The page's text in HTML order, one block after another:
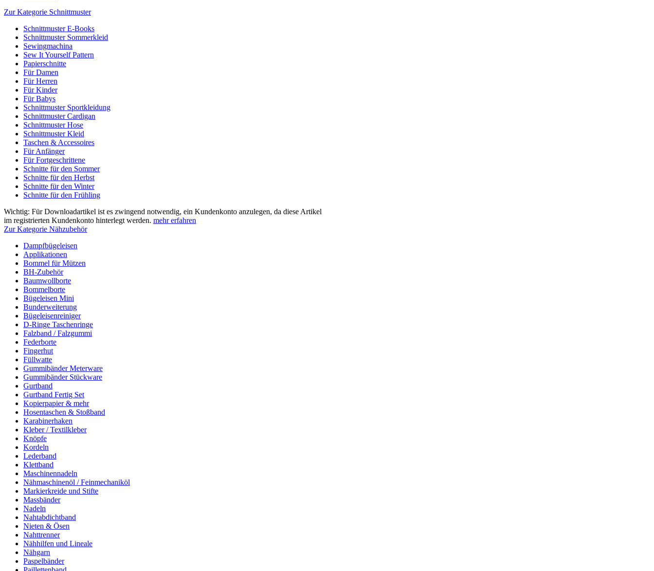
Zur Kategorie Schnittmuster
Schnittmuster E-Books
Schnittmuster Sommerkleid
Sewingmachina
Sew It Yourself Pattern
Papierschnitte
Für Damen
Für Herren
Für Kinder
Für Babys
Schnittmuster Sportkleidung
Schnittmuster Cardigan
Schnittmuster Hose
Schnittmuster Kleid
Taschen & Accessoires
Für Anfänger
Für Fortgeschrittene
Schnitte für den Sommer
Schnitte für den Herbst
Schnitte für den Winter
Schnitte für den Frühling
Wichtig: Für Downloadartikel ist es zwingend notwendig, ein Kundenkonto anzulegen, da diese Artikel
im registrierten Kundenkonto hinterlegt werden. mehr erfahren
Zur Kategorie Nähzubehör
Dampfbügeleisen
Applikationen
Bommel für Mützen
BH-Zubehör
Baumwollborte
Bommelborte
Bügeleisen Mini
Bunderweiterung
Bügeleisenreiniger
D-Ringe Taschenringe
Falzband / Falzgummi
Federborte
Fingerhut
Füllwatte
Gummibänder Meterware
Gummibänder Stückware
Gurtband
Gurtband Fertig Set
Kopierpapier & mehr
Hosentaschen & Stoßband
Karabinerhaken
Kleber / Textilkleber
Knöpfe
Kordeln
Lederband
Klettband
Maschinennadeln
Nähmaschinenöl / Feinmechaniköl
Markierkreide und Stifte
Massbänder
Nadeln
Nahtabdichtband
Nieten & Ösen
Nahttrenner
Nähhilfen und Lineale
Nähgarn
Paspelbänder